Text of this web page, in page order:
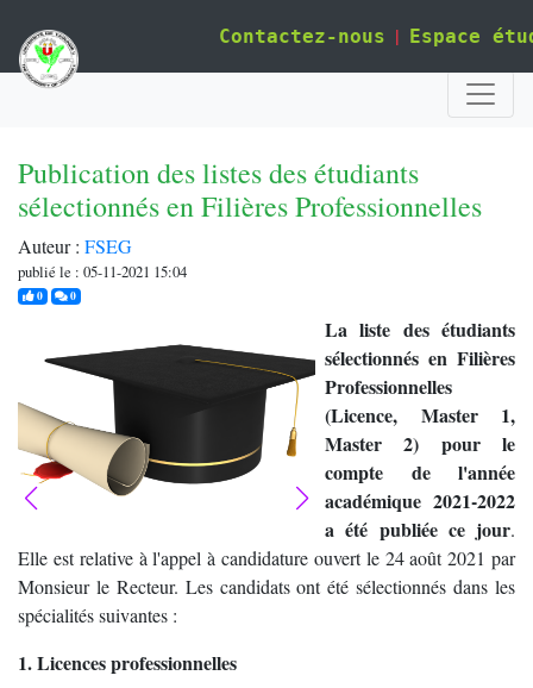
Contactez-nous | Espace
Publication des listes des étudiants
sélectionnés en Filières Professionnelles
Auteur : FSEG
publié le : 05-11-2021 15:04
0j'aime0commentaires
La liste des étudiants
sélectionnés en Filières
Professionnelles
(Licence, Master 1,
Master 2) pour le
compte de l'année
académique 2021-2022
a été publiée ce jour.
Elle est relative à l'appel à candidature ouvert le 24 août 2021 par
Monsieur le Recteur. Les candidats ont été sélectionnés dans les
spécialités suivantes :
1. Licences professionnelles